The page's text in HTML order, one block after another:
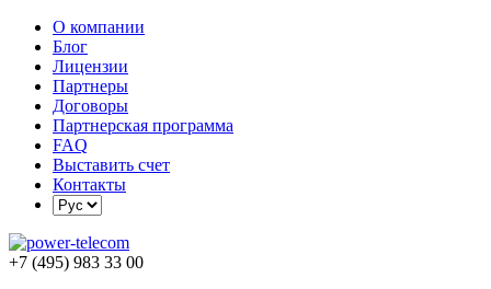
О компании
Блог
Лицензии
Партнеры
Договоры
Партнерская программа
FAQ
Выставить счет
Контакты
+7 (495) 983 33 00